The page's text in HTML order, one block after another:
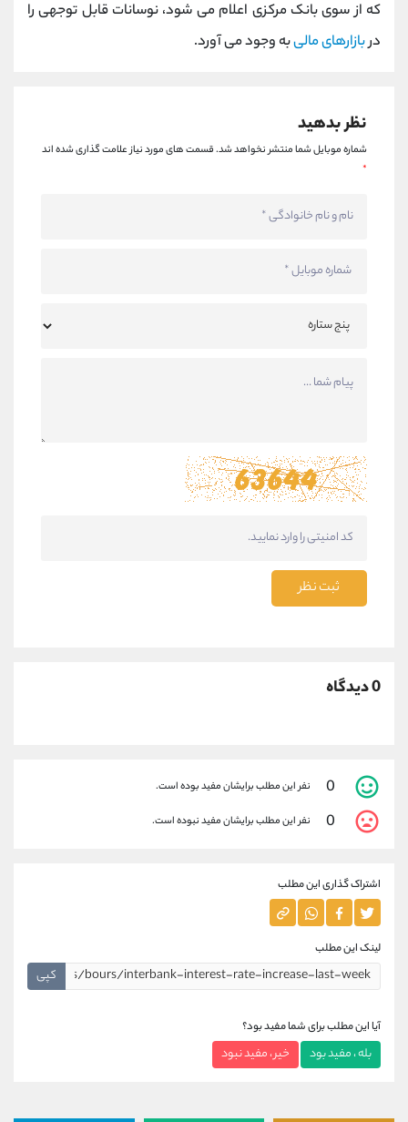
که از سوی بانک مرکزی اعلام می شود، نوسانات قابل توجهی را
دربازارهای مالیبه وجود می آورد.
نظر بدهید
شماره موبایل شما منتشر نخواهد شد.قسمت های مورد نیاز علامت گذاری شده اند
*
ثبت نظر
0 دیدگاه
0 نفر این مطلب برایشان مفید بوده است.
0 نفر این مطلب برایشان مفید نبوده است.
اشتراک گذاری این مطلب
لینک این مطلب
کپی
آیا این مطلب برای شما مفید بود؟
بله ، مفید بود خیر ، مفید نبود